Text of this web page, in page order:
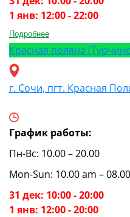
1 янв: 12:00 - 22:00
Подробнее
Красная поляна
г. Сочи, пгт. Красная
График работы:
Пн-Вс: 10.00 – 20.00
Mon-Sun: 10.00 am –
31 дек: 10:00 - 20:00
1 янв: 12:00 - 20:00